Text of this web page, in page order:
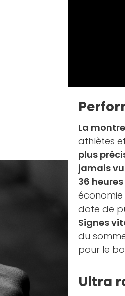
La
athlètes
plus
jamais vu
36
économie
dote de
Signes
du
pour le
Ultra